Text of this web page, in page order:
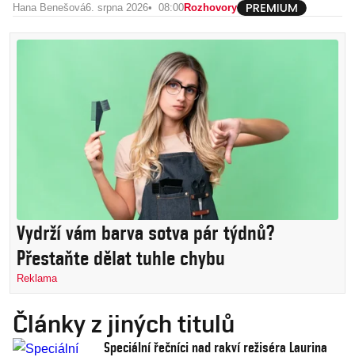
Hana Benešová6. srpna 2026 08:00Rozhovory
Vydrží vám barva sotva pár týdnů?
Přestaňte dělat tuhle chybu
Reklama
Články z jiných titulů
Speciální řečníci nad rakví režiséra Laurina